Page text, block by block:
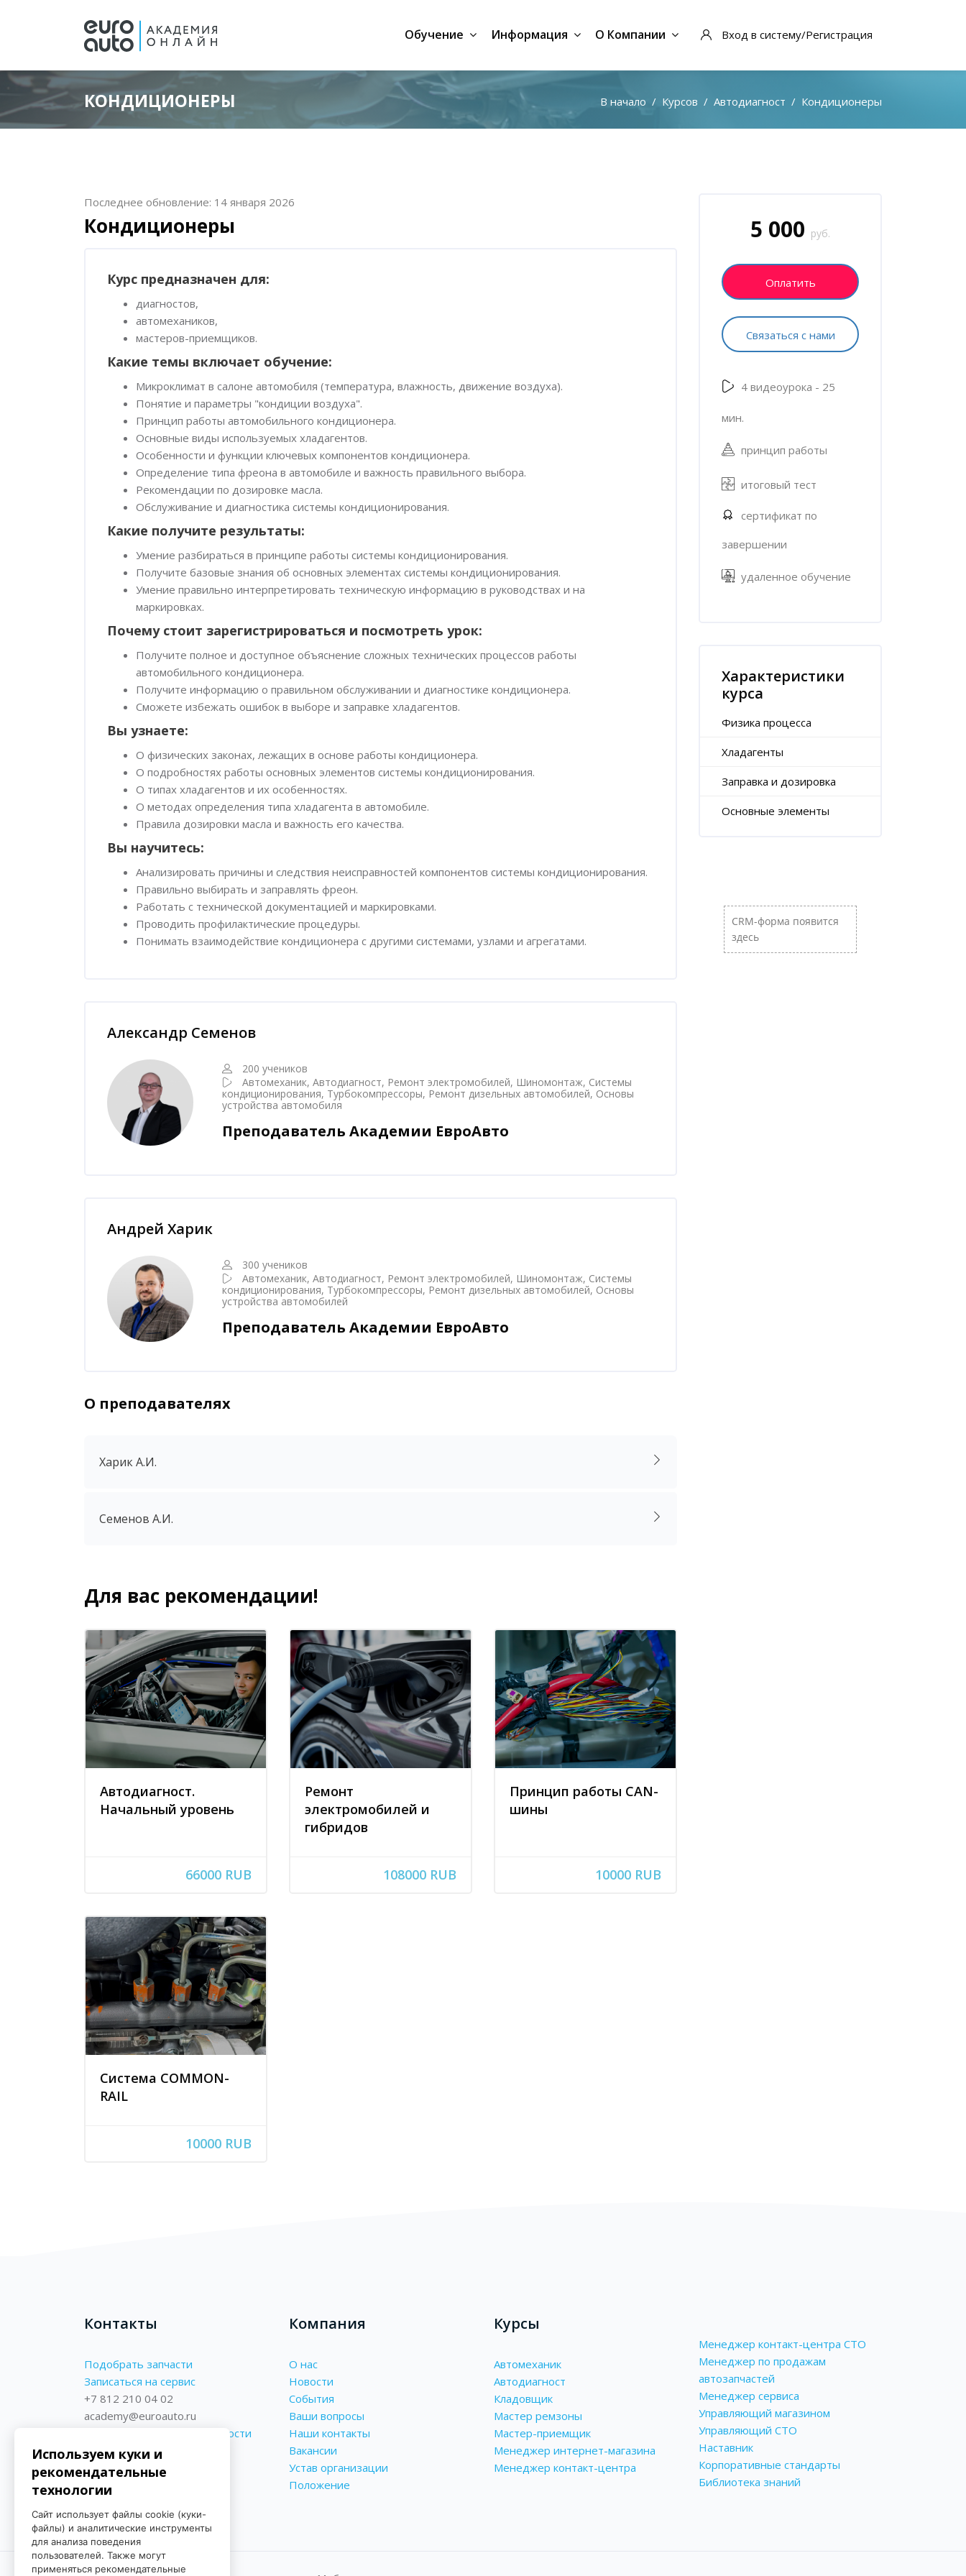
Обучение Информация О Компании Вход в систему/Регистрация
КОНДИЦИОНЕРЫ В начало Курсов Автодиагност Кондиционеры
Блоки
Пропустить [Cocoon] Описание курса
Последнее обновление: 14 января 2026
Кондиционеры
Курс предназначен для:
диагностов,
автомехаников,
мастеров-приемщиков.
Какие темы включает обучение:
Микроклимат в салоне автомобиля (температура, влажность, движение воздуха).
Понятие и параметры "кондиции воздуха".
Принцип работы автомобильного кондиционера.
Основные виды используемых хладагентов.
Особенности и функции ключевых компонентов кондиционера.
Определение типа фреона в автомобиле и важность правильного выбора.
Рекомендации по дозировке масла.
Обслуживание и диагностика системы кондиционирования.
Какие получите результаты:
Умение разбираться в принципе работы системы кондиционирования.
Получите базовые знания об основных элементах системы кондиционирования.
Умение правильно интерпретировать техническую информацию в руководствах и на
маркировках.
Почему стоит зарегистрироваться и посмотреть урок:
Получите полное и доступное объяснение сложных технических процессов работы
автомобильного кондиционера.
Получите информацию о правильном обслуживании и диагностике кондиционера.
Сможете избежать ошибок в выборе и заправке хладагентов.
Вы узнаете:
О физических законах, лежащих в основе работы кондиционера.
О подробностях работы основных элементов системы кондиционирования.
О типах хладагентов и их особенностях.
О методах определения типа хладагента в автомобиле.
Правила дозировки масла и важность его качества.
Вы научитесь:
Анализировать причины и следствия неисправностей компонентов системы кондиционирования.
Правильно выбирать и заправлять фреон.
Работать с технической документацией и маркировками.
Проводить профилактические процедуры.
Понимать взаимодействие кондиционера с другими системами, узлами и агрегатами.
Александр Семенов
200 учеников
Автомеханик, Автодиагност, Ремонт электромобилей, Шиномонтаж, Системы
кондиционирования, Турбокомпрессоры, Ремонт дизельных автомобилей, Основы
устройства автомобиля
Преподаватель Академии ЕвроАвто
Андрей Харик
300 учеников
Автомеханик, Автодиагност, Ремонт электромобилей, Шиномонтаж, Системы
кондиционирования, Турбокомпрессоры, Ремонт дизельных автомобилей, Основы
устройства автомобилей
Преподаватель Академии ЕвроАвто
Пропустить [Cocoon] Аккордеон
О преподавателях
Харик А.И.
Семенов А.И.
Блоки
Пропустить [Cocoon] Похожие курсы
Для вас рекомендации!
Автодиагност.
Начальный уровень
66000 RUB
Ремонт
электромобилей и
гибридов
108000 RUB
Принцип работы CAN-
шины
10000 RUB
Система COMMON-
RAIL
10000 RUB
5 000 руб.
Оплатить
Связаться с нами
4 видеоурока - 25
мин.
принцип работы
итоговый тест
сертификат по
завершении
удаленное обучение
Характеристики
курса
Физика процесса
Хладагенты
Заправка и дозировка
Основные элементы
Контакты
Подобрать запчасти
Записаться на сервис
+7 812 210 04 02
academy@euroauto.ru
Политика конфиденциальности
Реквизиты
Форма обратной связи
Компания
О нас
Новости
События
Ваши вопросы
Наши контакты
Вакансии
Устав организации
Положение
Курсы
Автомеханик
Автодиагност
Кладовщик
Мастер ремзоны
Мастер-приемщик
Менеджер интернет-магазина
Менеджер контакт-центра
Менеджер контакт-центра СТО
Менеджер по продажам
автозапчастей
Менеджер сервиса
Управляющий магазином
Управляющий СТО
Наставник
Корпоративные стандарты
Библиотека знаний
Используем куки и
рекомендательные
технологии
Сайт использует файлы cookie (куки-
файлы) и аналитические инструменты
для анализа поведения
пользователей. Также могут
применяться рекомендательные